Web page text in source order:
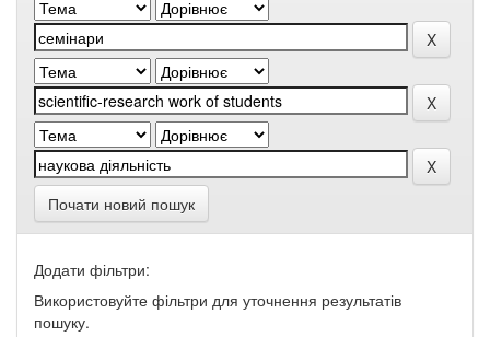
Почати новий пошук
Додати фільтри:
Використовуйте фільтри для уточнення результатів
пошуку.